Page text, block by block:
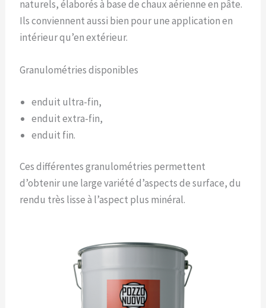
naturels, élaborés à base de chaux aérienne en pâte.
Ils conviennent aussi bien pour une application en
intérieur qu’en extérieur.
Granulométries disponibles
enduit ultra-fin,
enduit extra-fin,
enduit fin.
Ces différentes granulométries permettent
d’obtenir une large variété d’aspects de surface, du
rendu très lisse à l’aspect plus minéral.